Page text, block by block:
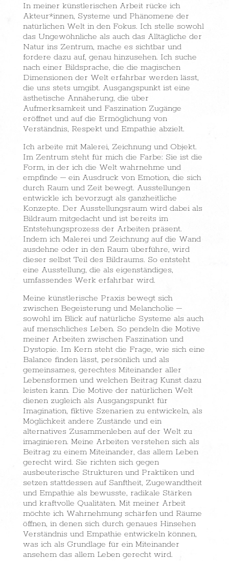
In meiner künstlerischen Arbeit rücke ich
Akteur*innen, Systeme und Phänomene der
natürlichen Welt in den Fokus. Ich stelle sowohl
das Ungewöhnliche als auch das Alltägliche der
Natur ins Zentrum, mache es sichtbar und
fordere dazu auf, genau hinzusehen. Ich suche
nach einer Bildsprache, die die magischen
Dimensionen der Welt erfahrbar werden lässt,
die uns stets umgibt. Ausgangspunkt ist eine
ästhetische Annäherung, die über
Aufmerksamkeit und Faszination Zugänge
eröffnet und auf die Ermöglichung von
Verständnis, Respekt und Empathie abzielt.
Ich arbeite mit Malerei, Zeichnung und Objekt.
Im Zentrum steht für mich die Farbe: Sie ist die
Form, in der ich die Welt wahrnehme und
empfinde – ein Ausdruck von Emotion, die sich
durch Raum und Zeit bewegt. Ausstellungen
entwickle ich bevorzugt als ganzheitliche
Konzepte. Der Ausstellungsraum wird dabei als
Bildraum mitgedacht und ist bereits im
Entstehungsprozess der Arbeiten präsent.
Indem ich Malerei und Zeichnung auf die Wand
ausdehne oder in den Raum überführe, wird
dieser selbst Teil des Bildraums. So entsteht
eine Ausstellung, die als eigenständiges,
umfassendes Werk erfahrbar wird.
Meine künstlerische Praxis bewegt sich
zwischen Begeisterung und Melancholie –
sowohl im Blick auf natürliche Systeme als auch
auf menschliches Leben. So pendeln die Motive
meiner Arbeiten zwischen Faszination und
Dystopie. Im Kern steht die Frage, wie sich eine
Balance finden lässt, persönlich und als
gemeinsames, gerechtes Miteinander aller
Lebensformen und welchen Beitrag Kunst dazu
leisten kann. Die Motive der natürlichen Welt
dienen zugleich als Ausgangspunkt für
Imagination, fiktive Szenarien zu entwickeln, als
Möglichkeit andere Zustände und ein
alternatives Zusammenleben auf der Welt zu
imaginieren. Meine Arbeiten verstehen sich als
Beitrag zu einem Miteinander, das allem Leben
gerecht wird. Sie richten sich gegen
ausbeuterische Strukturen und Praktiken und
setzen stattdessen auf Sanftheit, Zugewandtheit
und Empathie als bewusste, radikale Stärken
und kraftvolle Qualitäten. Mit meiner Arbeit
möchte ich Wahrnehmung schärfen und Räume
öffnen, in denen sich durch genaues Hinsehen
Verständnis und Empathie entwickeln können,
was ich als Grundlage für ein Miteinander
ansehem das allem Leben gerecht wird.